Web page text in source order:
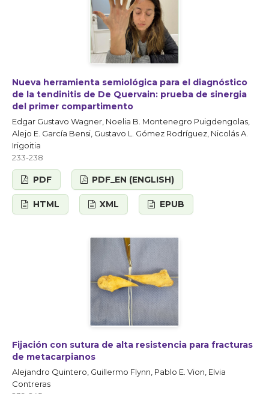
Nueva herramienta semiológica para el diagnóstico
de la tendinitis de De Quervain: prueba de sinergia
del primer compartimento
Edgar Gustavo Wagner, Noelia B. Montenegro Puigdengolas,
Alejo E. García Bensi, Gustavo L. Gómez Rodríguez, Nicolás A.
Irigoitia
233-238
PDF PDF_EN (ENGLISH)
HTML XML EPUB
Fijación con sutura de alta resistencia para fracturas
de metacarpianos
Alejandro Quintero, Guillermo Flynn, Pablo E. Vion, Elvia
Contreras